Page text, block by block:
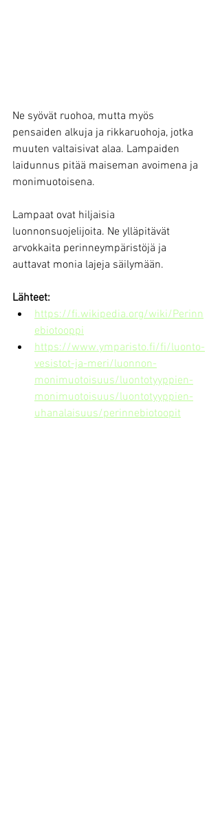
Ne syövät ruohoa, mutta myös
pensaiden alkuja ja rikkaruohoja, jotka
muuten valtaisivat alaa. Lampaiden
laidunnus pitää maiseman avoimena ja
monimuotoisena.
Lampaat ovat hiljaisia
luonnonsuojelijoita. Ne ylläpitävät
arvokkaita perinneympäristöjä ja
auttavat monia lajeja säilymään.
Lähteet:
https://fi.wikipedia.org/wiki/Perinn
ebiotooppi
https://www.ymparisto.fi/fi/luonto-
vesistot-ja-meri/luonnon-
monimuotoisuus/luontotyyppien-
monimuotoisuus/luontotyyppien-
uhanalaisuus/perinnebiotoopit